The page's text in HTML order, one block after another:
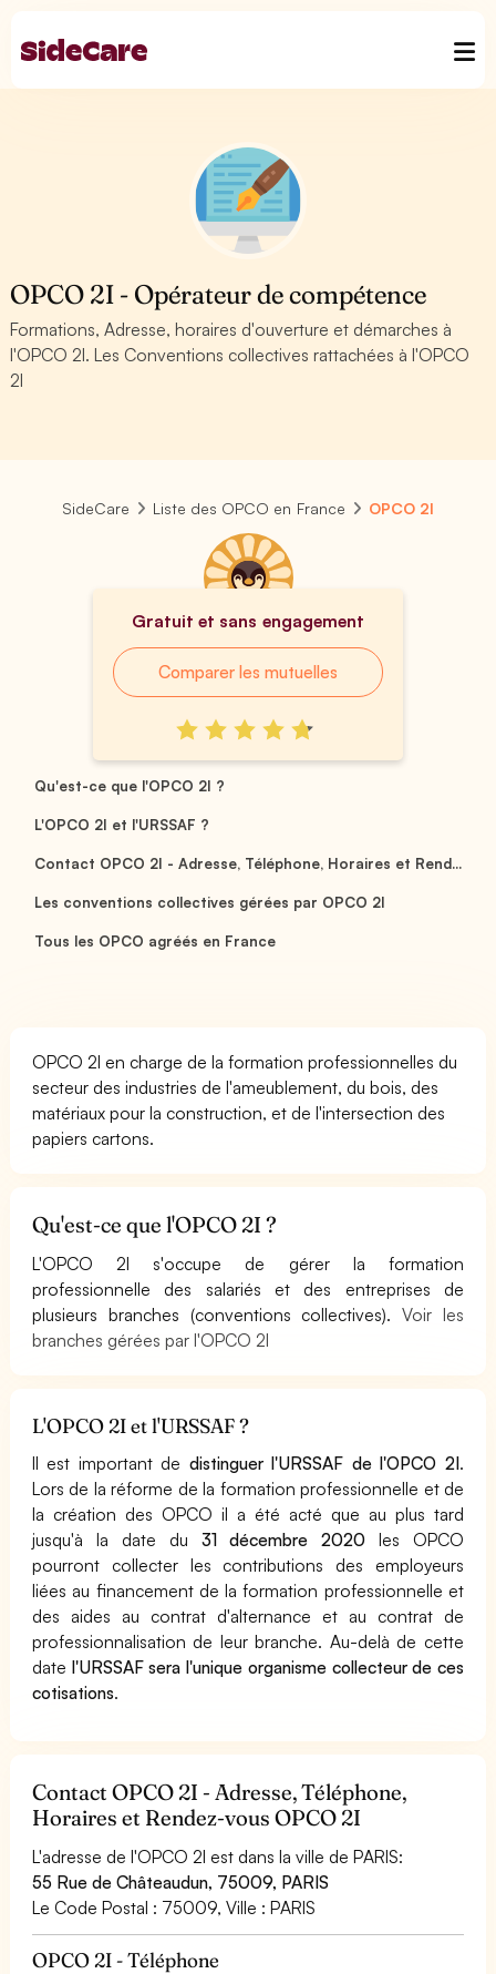
OPCO 2I - Opérateur de compétence
Formations, Adresse, horaires d'ouverture et démarches à
l'OPCO 2I. Les Conventions collectives rattachées à l'OPCO
2I
SideCare Liste des OPCO en France OPCO 2I
Gratuit et sans engagement
Comparer les mutuelles
Qu'est-ce que l'OPCO 2I ?
L'OPCO 2I et l'URSSAF ?
Contact OPCO 2I - Adresse, Téléphone, Horaires et Rend...
Les conventions collectives gérées par OPCO 2I
Tous les OPCO agréés en France
OPCO 2I en charge de la formation professionnelles du
secteur des industries de l'ameublement, du bois, des
matériaux pour la construction, et de l'intersection des
papiers cartons.
Qu'est-ce que l'OPCO 2I ?
L'OPCO 2I s'occupe de gérer la formation
professionnelle des salariés et des entreprises de
plusieurs branches (conventions collectives).Voir les
branches gérées par l'OPCO 2I
L'OPCO 2I et l'URSSAF ?
Il est important de distinguer l'URSSAF de l'OPCO 2I.
Lors de la réforme de la formation professionnelle et de
la création des OPCO il a été acté que au plus tard
jusqu'à la date du 31 décembre 2020 les OPCO
pourront collecter les contributions des employeurs
liées au financement de la formation professionnelle et
des aides au contrat d'alternance et au contrat de
professionnalisation de leur branche. Au-delà de cette
date l'URSSAF sera l'unique organisme collecteur de ces
cotisations.
Contact OPCO 2I - Adresse, Téléphone,
Horaires et Rendez-vous OPCO 2I
L'adresse de l'OPCO 2I est dans la ville de PARIS:
55 Rue de Châteaudun, 75009, PARIS
Le Code Postal : 75009, Ville : PARIS
OPCO 2I - Téléphone